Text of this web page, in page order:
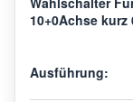
10+0Achse kurz
Ausführung: